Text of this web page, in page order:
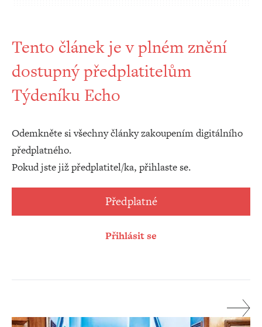
Tento článek je v plném znění
dostupný předplatitelům
Týdeníku Echo
Odemkněte si všechny články zakoupením digitálního
předplatného.
Pokud jste již předplatitel/ka, přihlaste se.
Předplatné
Přihlásit se